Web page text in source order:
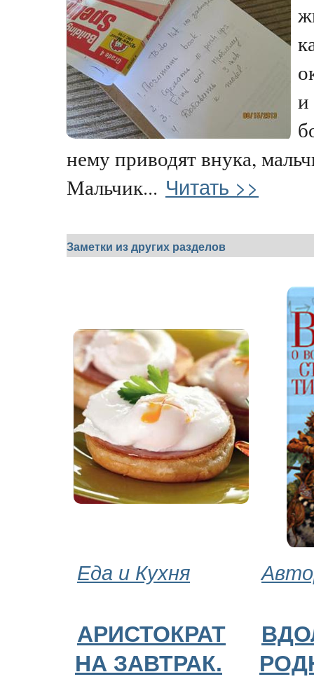
и
нему приводят внука,
Мальчик... Читать >>
Заметки из других разделов
Еда и Кухня
АРИСТОКРАТ
НА ЗАВТРАК.